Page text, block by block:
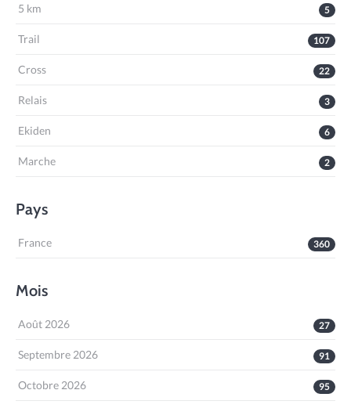
5
5 km
107
Trail
22
Cross
3
Relais
6
Ekiden
2
Marche
Pays
360
France
Mois
27
Août 2026
91
Septembre 2026
95
Octobre 2026